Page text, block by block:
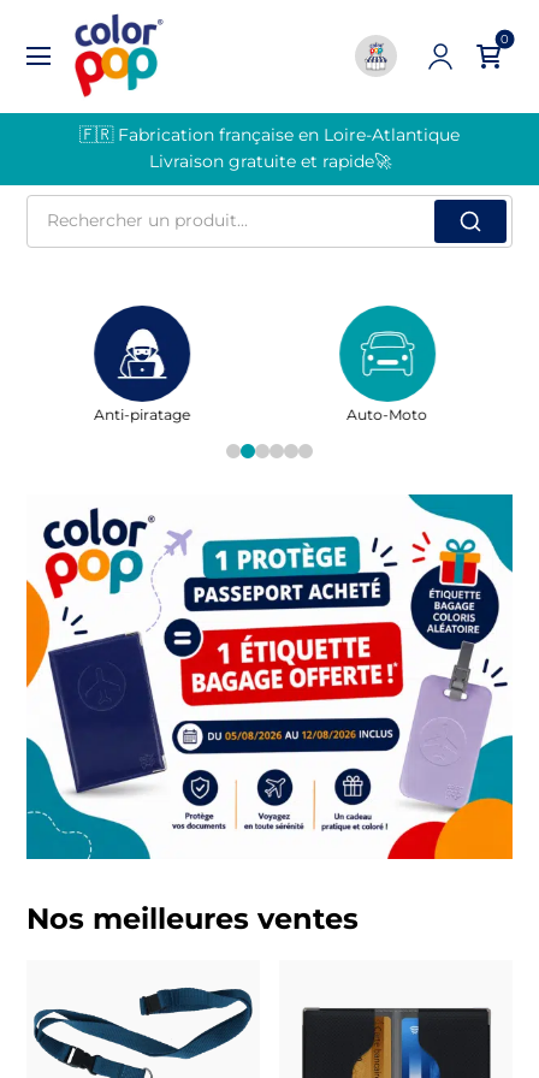
0
🇫🇷 Fabrication française en Loire-Atlantique
Livraison gratuite et rapide🚀
Rechercher
Auto-Moto Famille - Santé
Nos meilleures ventes